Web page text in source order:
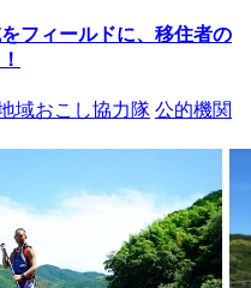
フィールドに、移住者の
域おこし協力隊 公的機関